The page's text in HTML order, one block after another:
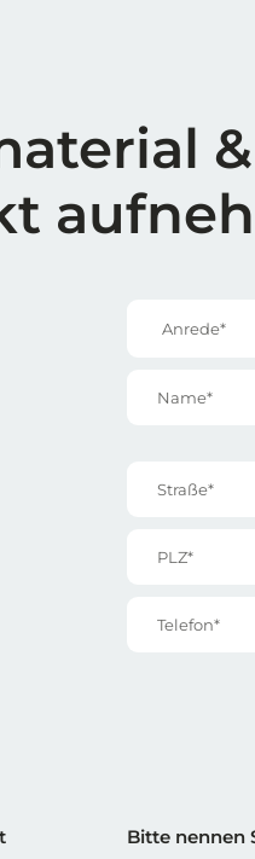
&
Reihe 1 |
Reihe 2 |
Bitte nennen